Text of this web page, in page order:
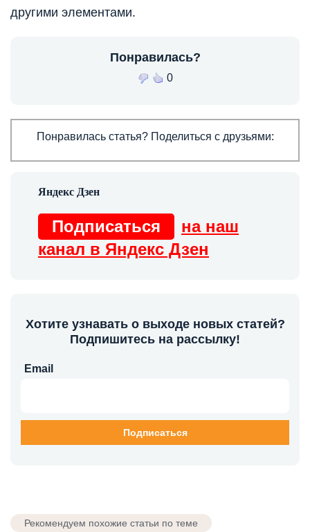
другими элементами.
Понравилась?
0
Понравилась статья? Поделиться с друзьями:
Подписаться
на наш
канал в Яндекс Дзен
Хотите узнавать о выходе новых статей?
Подпишитесь на рассылку!
Email
Рекомендуем похожие статьи по теме